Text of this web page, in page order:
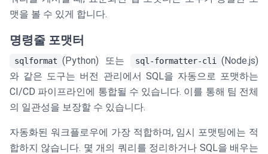
맷을 볼 수 있게 합니다.
명령줄 포맷터
sqlformat (Python) 또는 sql-formatter-cli
(Node.js)
와 같은 도구는 버전 관리에서 SQL을 자동으로 포맷하는
CI/CD 파이프라인에 통합될 수 있습니다. 이를 통해 팀 전체
의 일관성을 보장할 수 있습니다.
자동화된 워크플로우에 가장 적합하며, 임시 포맷팅에는 적
합하지 않습니다. 몇 개의 쿼리를 정리하거나 SQL을 배우는